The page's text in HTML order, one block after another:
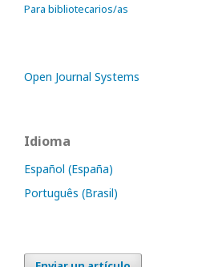
Para bibliotecarios/as
Open Journal Systems
Idioma
Español (España)
Português (Brasil)